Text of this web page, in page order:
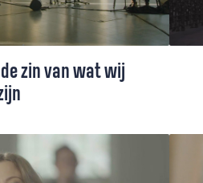
zin van wat wij
door Lars Gerfen (+